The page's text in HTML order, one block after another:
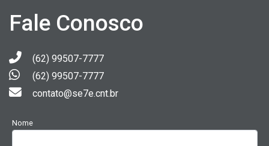
Fale Conosco
(62) 99507-7777
(62) 99507-7777
contato@se7e.cnt.br
Nome